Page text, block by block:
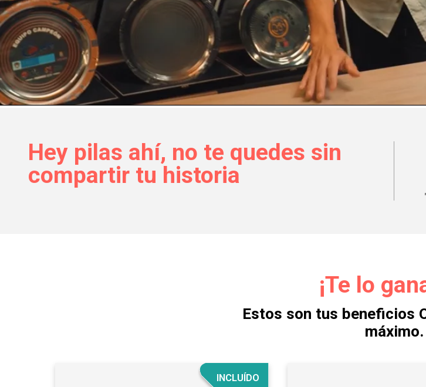
Hey pilas ahí, no te quedes sin
compartir tu historia
¡Te lo
Estos son tus beneficios
máximo.
INCLUÍDO